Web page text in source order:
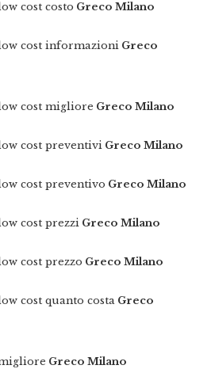
cost costo Greco Milano
cost informazioni Greco
cost migliore Greco Milano
cost preventivi Greco Milano
cost preventivo Greco Milano
cost prezzi Greco Milano
cost prezzo Greco Milano
cost quanto costa Greco
Greco Milano